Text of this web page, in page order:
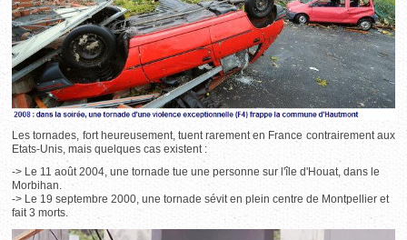
Les tornades, fort heureusement, tuent rarement en France contrairement aux
Etats-Unis, mais quelques cas existent :
-> Le 11 août 2004, une tornade tue une personne sur l'île d'Houat, dans le
Morbihan.
-> Le 19 septembre 2000, une tornade sévit en plein centre de Montpellier et
fait 3 morts.